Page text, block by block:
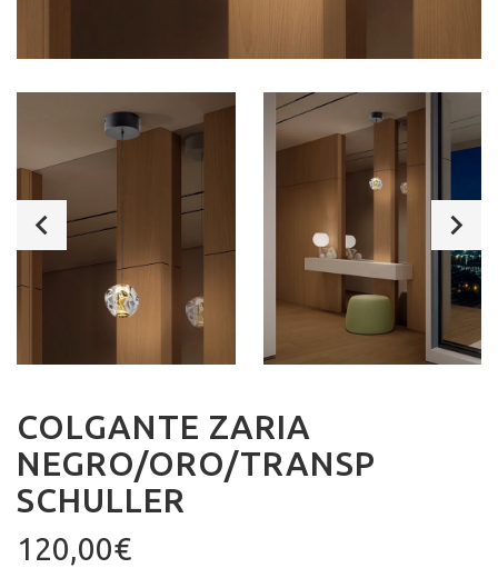
COLGANTE ZARIA
NEGRO/ORO/TRANSP
SCHULLER
120,00€